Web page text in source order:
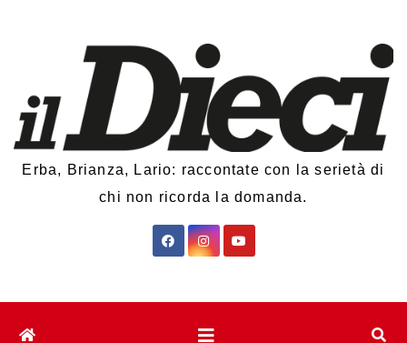
Erba, Brianza, Lario: raccontate con la serietà di
chi non ricorda la domanda.